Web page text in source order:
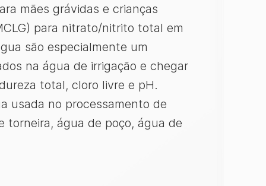
mães grávidas e crianças
para nitrato/nitrito total em
são especialmente um
na água de irrigação e chegar
total, cloro livre e pH.
usada no processamento de
torneira, água de poço, água de